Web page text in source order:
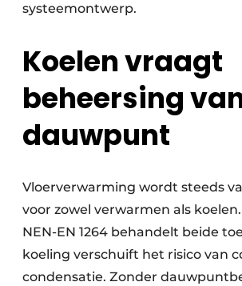
systeemontwerp.
Koelen vraagt
beheersing
dauwpunt
Vloerverwarming wordt steeds
voor zowel verwarmen als
NEN-EN 1264 behandelt beide
koeling verschuift het risico van
condensatie. Zonder